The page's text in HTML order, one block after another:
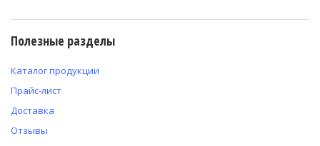
Полезные разделы
Каталог продукции
Прайс-лист
Доставка
Отзывы